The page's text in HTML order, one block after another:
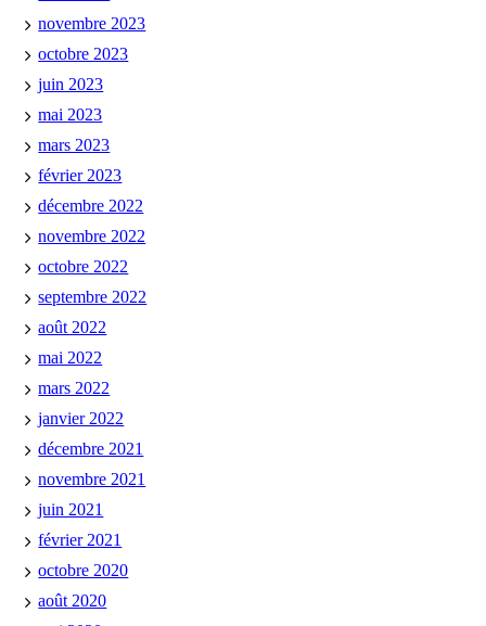
novembre 2023
octobre 2023
juin 2023
mai 2023
mars 2023
février 2023
décembre 2022
novembre 2022
octobre 2022
septembre 2022
août 2022
mai 2022
mars 2022
janvier 2022
décembre 2021
novembre 2021
juin 2021
février 2021
octobre 2020
août 2020